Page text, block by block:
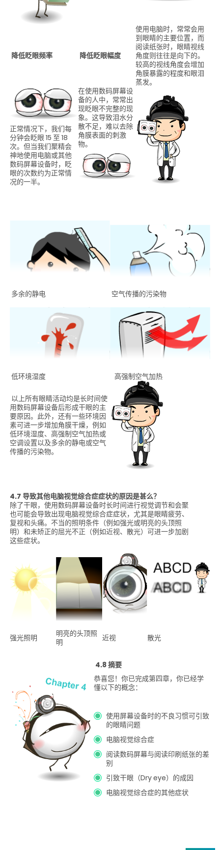
降低眨眼频率 降低眨眼幅度
使用电脑时，常常会用
到眼睛的主要位置，而
阅读纸张时，眼睛视线
角度则往往是向下的。
较高的视线角度会增加
角膜暴露的程度和眼泪
蒸发。
正常情况下，我们每
分钟会眨眼 15 至 18
次。但当我们聚精会
神地使用电脑或其他
数码屏幕设备时，眨
眼的次数约为正常情
况的一半。
在使用数码屏幕设
备的人中，常常出
现眨眼不完整的现
象。这导致泪水分
散不足，难以去除
角膜表面的刺激
物。
多余的静电 空气传播的污染物
低环境湿度 高强制空气加热
以上所有眼睛活动均是长时间使
用数码屏幕设备后形成干眼的主
要原因。此外，还有一些环境因
素可进一步增加角膜干燥，例如
低环境湿度、高强制空气加热或
空调设置以及多余的静电或空气
传播的污染物。
4.7 导致其他电脑视觉综合症症状的原因是甚么？
除了干眼，使用数码屏幕设备时长时间进行视觉调节和会聚
也可能会导致出现电脑视觉综合症症状，尤其是眼睛疲劳、
复视和头痛。不当的照明条件（例如强光或明亮的头顶照
明）和未矫正的屈光不正（例如近视、散光）可进一步加剧
这些症状。
强光照明
明亮的头顶照
明
近视 散光
4.8 摘要
恭喜您！你已完成第四章，你已经学
懂以下的概念：
使用屏幕设备时的不良习惯可引致
的眼睛问题
电脑视觉综合症
阅读数码屏幕与阅读印刷纸张的差
别
引致干眼（Dry eye）的成因
电脑视觉综合症的其他症状